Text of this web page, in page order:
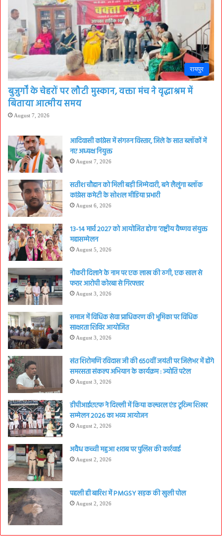
रायपुर
बुजुर्गों के चेहरों पर लौटी मुस्कान, वक्ता मंच ने वृद्धाश्रम में
बिताया आत्मीय समय
August 7, 2026
आदिवासी कांग्रेस में संगठन विस्तार, जिले के सात ब्लॉकों में
नए अध्यक्ष नियुक्त
August 7, 2026
सतीश चौहान को मिली बड़ी जिम्मेदारी, बने लैलूंगा ब्लॉक
कांग्रेस कमेटी के सोशल मीडिया प्रभारी
August 6, 2026
13-14 मार्च 2027 को आयोजित होगा ‘राष्ट्रीय वैष्णव संयुक्त
महासम्मेलन
August 5, 2026
नौकरी दिलाने के नाम पर एक लाख की ठगी, एक साल से
फरार आरोपी कोरबा से गिरफ्तार
August 3, 2026
समाज में विधिक सेवा प्राधिकरण की भूमिका पर विधिक
साक्षरता शिविर आयोजित
August 3, 2026
संत शिरोमणि रविदास जी की 650वीं जयंती पर जिलेभर में होंगे
समरसता संकल्प अभियान के कार्यक्रम : ज्योति पटेल
August 3, 2026
डीपीआईएएफ ने दिल्ली में किया कल्चरल एंड टूरिज्म शिखर
सम्मेलन 2026 का भव्य आयोजन
August 2, 2026
अवैध कच्ची महुआ शराब पर पुलिस की कार्रवाई
August 2, 2026
पहली ही बारिश में PMGSY सड़क की खुली पोल
August 2, 2026